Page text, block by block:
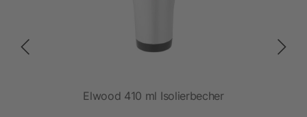
Elwood 410 ml Isolierbecher